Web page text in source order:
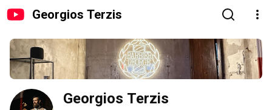
Georgios Terzis
Georgios Terzis